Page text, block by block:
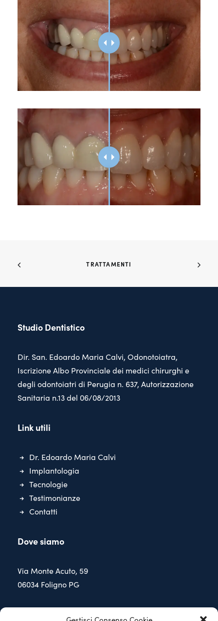
TRATTAMENTI
Studio Dentistico
Dir. San. Edoardo Maria Calvi, Odonotoiatra,
Iscrizione Albo Provinciale dei medici chirurghi e
degli odontoiatri di Perugia n. 637, Autorizzazione
Sanitaria n.13 del 06/08/2013
Link utili
Dr. Edoardo Maria Calvi
Implantologia
Tecnologie
Testimonianze
Contatti
Dove siamo
Via Monte Acuto, 59
06034 Foligno PG